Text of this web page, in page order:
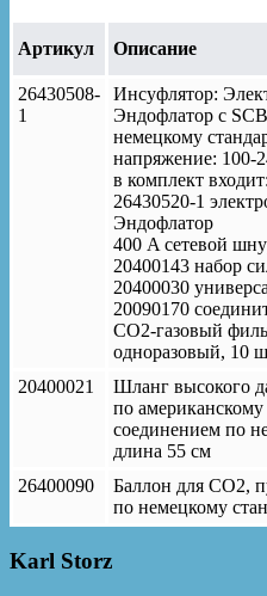
Артикул Описание
26430508-
1
Инсуфлятор:
Эндофлатор с
немецкому
напряжение: 100-
в комплект входит:
26430520-1
Эндофлатор
400 A сетевой
20400143 набор
20400030
20090170
CO2-газовый
одноразовый, 10
20400021
Шланг высокого
по американскому
соединением по
длина 55 см
26400090
Баллон для СО2,
по немецкому
Karl Storz